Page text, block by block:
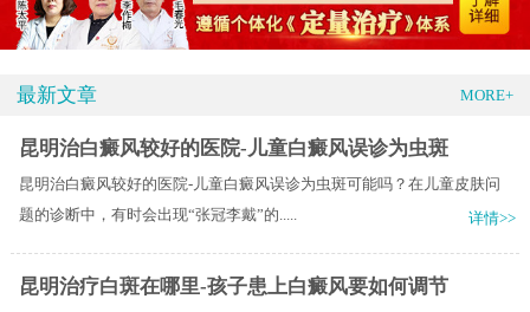
最新文章 MORE+
昆明治白癜风较好的医院-儿童白癜风误诊为虫斑
昆明治白癜风较好的医院-儿童白癜风误诊为虫斑可能吗？在儿童皮肤问
题的诊断中，有时会出现“张冠李戴”的.....
详情>>
昆明治疗白斑在哪里-孩子患上白癜风要如何调节